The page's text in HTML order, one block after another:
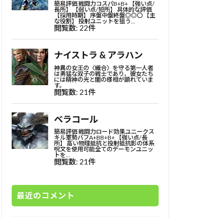
最近のコメント